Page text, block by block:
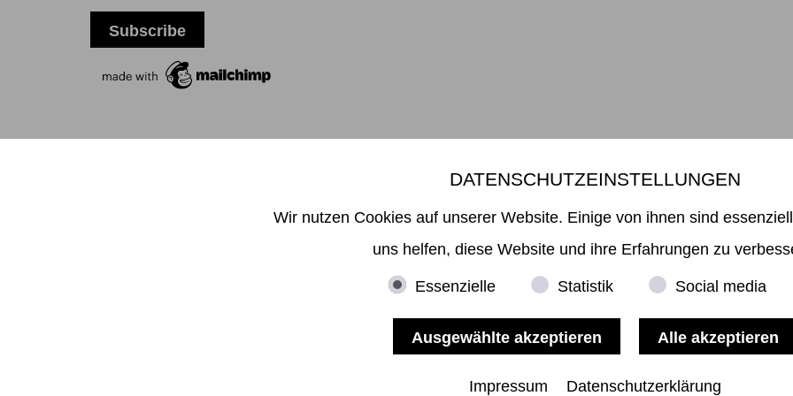
Mikiko Sato Gallery ı Klosterwall 13 ı 20095 Hamburg
T +49 40 32901980 ıinfo@mikikosatogallery.comı
ImpressumıAGBıWiderrufıDatenschutz Nutzungsbedingungen
DATENSCHUTZEINSTELLUNGEN
Wir nutzen Cookies auf unserer Website. Einige von ihnen sind
uns helfen, diese Website und ihre Erfahrungen zu
Essenzielle Statistik Social media
Impressum Datenschutzerklärung